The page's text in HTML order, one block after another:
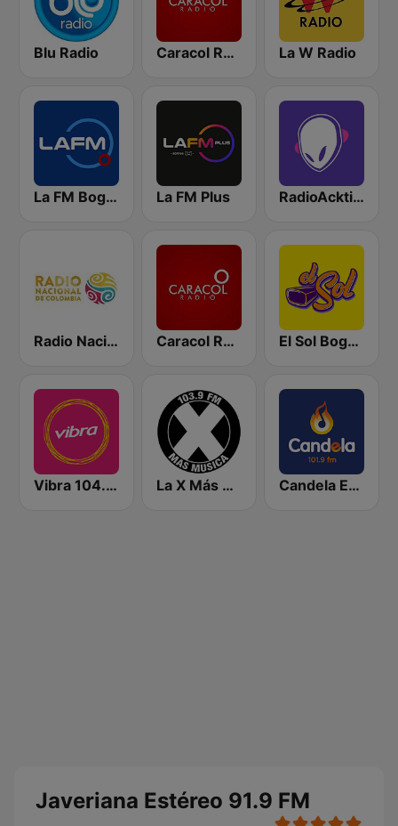
Blu Radio Caracol Radio La W Radio
La FM Bogotá La FM Plus RadioAcktiva Bogotá
Radio Nacional de Colombia Bogotá 95.9 FM Caracol Radio Medellín El Sol Bogotá
Vibra 104.9 FM La X Más Música 103.9 FM Candela Estereo 101.9 FM
Javeriana Estéreo 91.9 FM